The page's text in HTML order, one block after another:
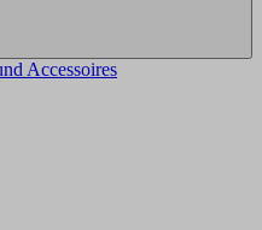
Accessoires